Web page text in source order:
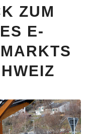
ZUM
E-